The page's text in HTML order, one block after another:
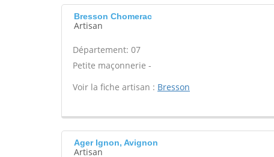
Bresson Chomerac
Artisan
Département: 07
Petite maçonnerie -
Voir la fiche artisan : Bresson
Ager Ignon, Avignon
Artisan